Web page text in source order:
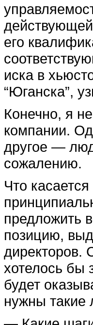
его
иска в
“Юганска”,
Конечно, я
компании.
другое —
сожалению.
Что
предложить
позицию,
директоров.
хотелось бы
будет
нужны такие